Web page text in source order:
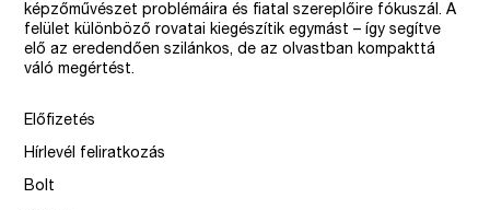
képzőművészet problémáira és fiatal szereplőire fókuszál. A
felület különböző rovatai kiegészítik egymást – így segítve
elő az eredendően szilánkos, de az olvastban kompakttá
váló megértést.
Előfizetés
Hírlevél feliratkozás
Bolt